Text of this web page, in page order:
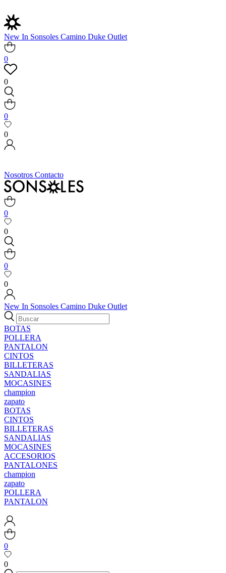
New In Sonsoles Camino Duke Outlet
0
0
0
0
Nosotros Contacto
0
0
0
0
New In Sonsoles Camino Duke Outlet
BOTAS
POLLERA
PANTALON
CINTOS
BILLETERAS
SANDALIAS
MOCASINES
champion
zapato
BOTAS
CINTOS
BILLETERAS
SANDALIAS
MOCASINES
ACCESORIOS
PANTALONES
champion
zapato
POLLERA
PANTALON
0
0